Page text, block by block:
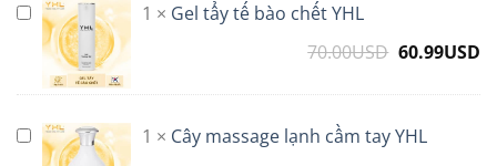
Mát
Loire
(30ml)
Gel
bào
YHL
1 × Gel tẩy tế bào chết YHL
70.00USD Original
70.00USD.
60.99USD
Cây
massage
1 × Cây massage lạnh cầm tay YHL